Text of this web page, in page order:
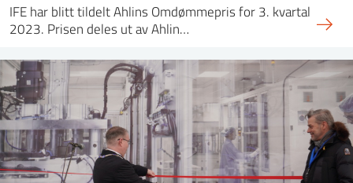
IFE har blitt tildelt Ahlins Omdømmepris for 3. kvartal
2023. Prisen deles ut av Ahlin…